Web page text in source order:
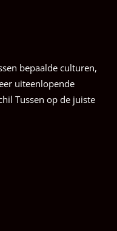
bepaalde culturen,
uiteenlopende
Tussen op de juiste